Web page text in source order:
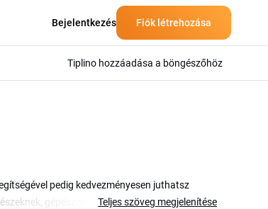
Bejelentkezés Fiók létrehozása
Tiplino hozzáadása a böngészőhöz
pedig kedvezményesen juthatsz
gépészmérnököknek, 3D-tervezőknek
Teljes szöveg megjelenítése